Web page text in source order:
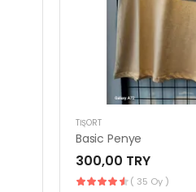
TIŞÖRT
Basic Penye
300,00 TRY
( 35 Oy )